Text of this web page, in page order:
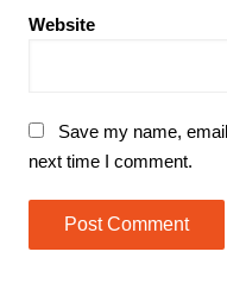
Website
Save my name,
next time I comment.